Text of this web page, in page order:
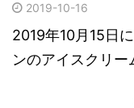
2019-10-16
2019年10月15日
ンのアイスクリー